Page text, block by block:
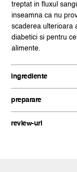
treptat in fluxul
inseamna ca nu
scaderea ulterioara
diabetici si pentru
alimente.
ingrediente
preparare
review-uri